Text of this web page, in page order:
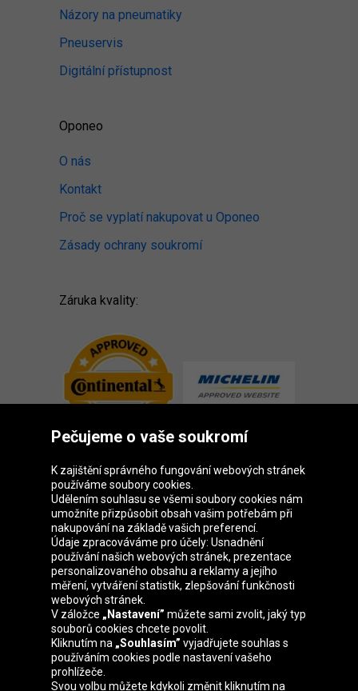
Názory na pneumatiky
Pneuservis
Digitální přístupnost
Oponeo
O nás
Kontakt
Proč se vyplatí nakupovat u Oponeo
Zásady ochrany soukromí
Záruka kvality:
Skupina Oponeo
Belgique Deutschland Éire España
France Italia Magyarország Nederland
Pečujeme o vaše soukromí
K zajištění správného fungování webových stránek
používáme soubory cookies.
Udělením souhlasu se všemi soubory cookies nám
umožníte přizpůsobit obsah vašim potřebám při
nakupování na základě vašich preferencí.
Údaje zpracováváme pro účely: Usnadnění
používání našich webových stránek, prezentace
personalizovaného obsahu a reklamy a jejího
měření, vytváření statistik, zlepšování funkčnosti
webových stránek.
V záložce „Nastavení” můžete sami zvolit, jaký typ
souborů cookies chcete povolit.
Kliknutím na „Souhlasím” vyjadřujete souhlas s
používáním cookies podle nastavení vašeho
prohlížeče.
Svou volbu můžete kdykoli změnit kliknutím na